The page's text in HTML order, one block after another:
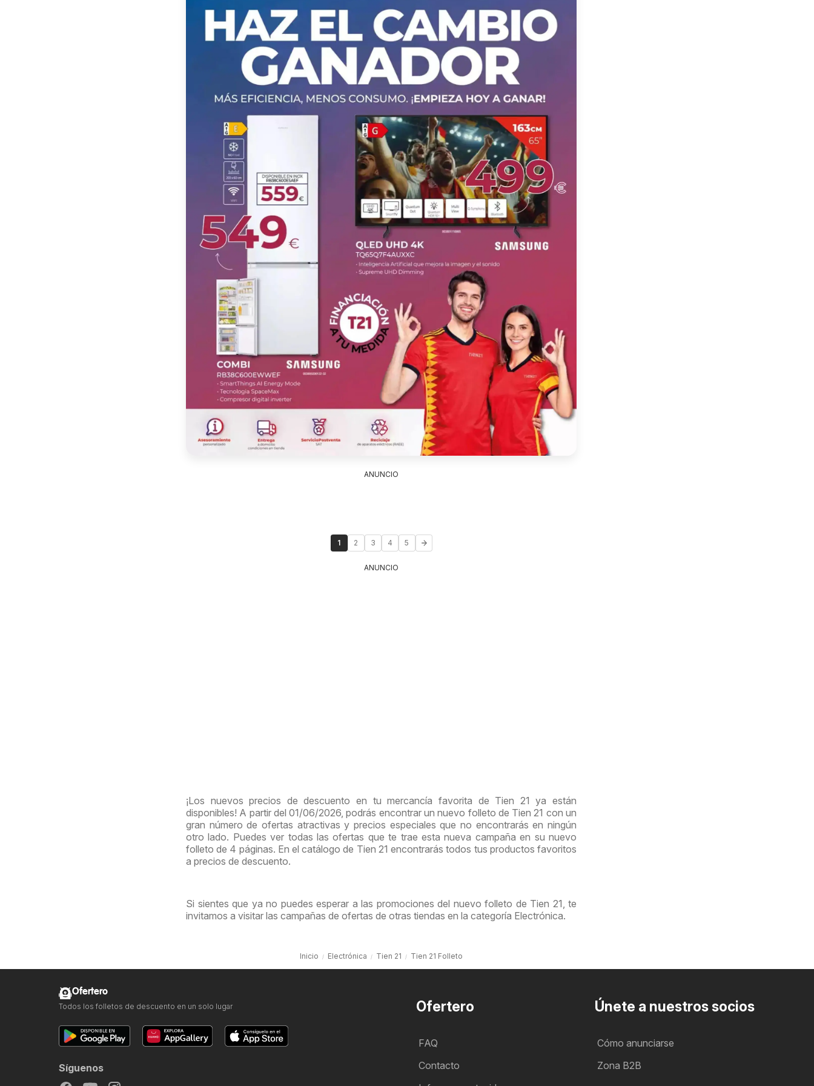
ANUNCIO
1 2 3 4 5
ANUNCIO
¡Los nuevos precios de descuento en tu mercancía favorita de Tien 21 ya están
disponibles! A partir del 01/06/2026, podrás encontrar un nuevo folleto de Tien 21 con un
gran número de ofertas atractivas y precios especiales que no encontrarás en ningún
otro lado. Puedes ver todas las ofertas que te trae esta nueva campaña en su nuevo
folleto de 4 páginas. En el catálogo de Tien 21 encontrarás todos tus productos favoritos
a precios de descuento.
Si sientes que ya no puedes esperar a las promociones del nuevo folleto de Tien 21, te
invitamos a visitar las campañas de ofertas de otras tiendas en la categoría Electrónica.
Inicio Electrónica Tien 21 Tien 21 Folleto
Ofertero
FAQ
Contacto
Únete a nuestros socios
Cómo anunciarse
Zona B2B
Ofertero
Todos los folletos de descuento en un solo lugar
Síguenos